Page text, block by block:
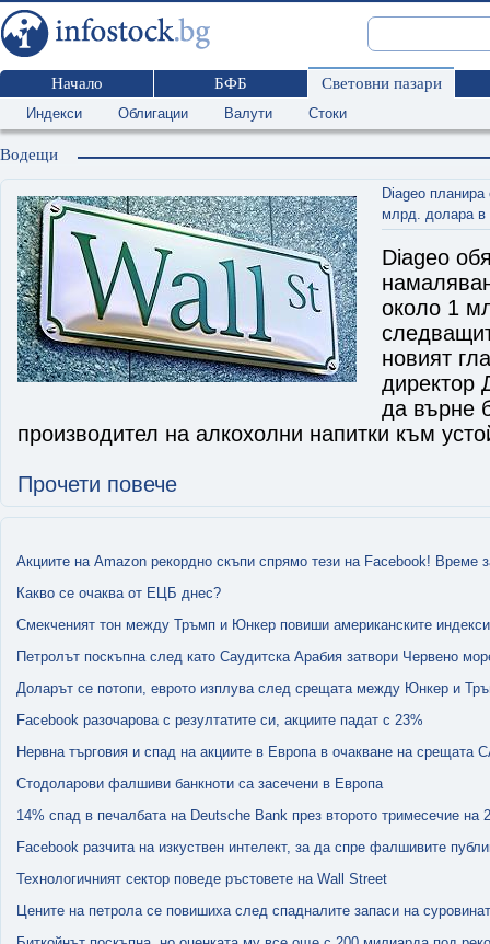
Начало БФБ Световни пазари
Индекси Облигации Валути Стоки
Водещи
Diageo
млрд. долара в
Diageo
около 1
новият
директор
да върне
производител на алкохолни напитки към
Прочети повече
Акциите на Amazon рекордно скъпи спрямо тези на Facebook! Време
Какво се очаква от ЕЦБ днес?
Смекченият тон между Тръмп и Юнкер повиши американските индекси
Петролът поскъпна след като Саудитска Арабия затвори Червено
Доларът се потопи, еврото изплува след срещата между Юнкер и
Facebook разочарова с резултатите си, акциите падат с 23%
Нервна търговия и спад на акциите в Европа в очакване на срещата
Стодоларови фалшиви банкноти са засечени в Европа
14% спад в печалбата на Deutsche Bank през второто тримесечие на
Facebook разчита на изкуствен интелект, за да спре фалшивите
Технологичният сектор поведе ръстовете на Wall Street
Цените на петрола се повишиха след спадналите запаси на